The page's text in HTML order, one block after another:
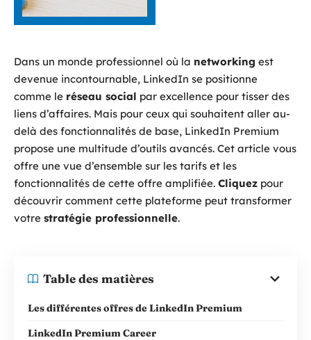
Dans un monde professionnel où la networking est
devenue incontournable, LinkedIn se positionne
comme le réseau social par excellence pour tisser des
liens d’affaires. Mais pour ceux qui souhaitent aller au-
delà des fonctionnalités de base, LinkedIn Premium
propose une multitude d’outils avancés. Cet article vous
offre une vue d’ensemble sur les tarifs et les
fonctionnalités de cette offre amplifiée. Cliquez pour
découvrir comment cette plateforme peut transformer
votre stratégie professionnelle.
Table des matières
Les différentes offres de LinkedIn Premium
LinkedIn Premium Career